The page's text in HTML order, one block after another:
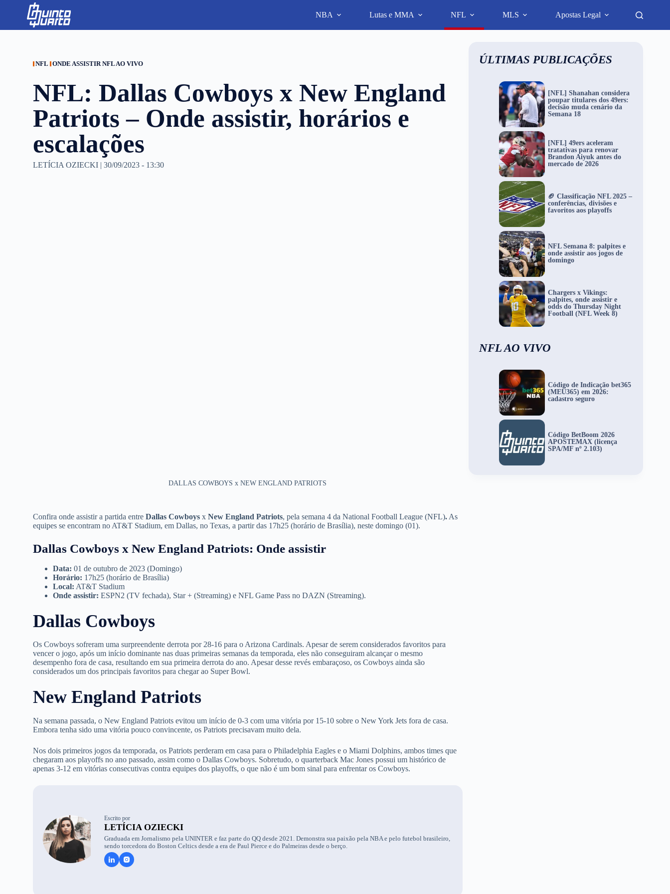
p
NBA Lutas e MMA NFL MLS Apostas Legal
NFL ONDE ASSISTIR NFL AO VIVO
NFL: Dallas Cowboys x New England
Patriots – Onde assistir, horários e
escalações
LETÍCIA OZIECKI |30/09/2023 - 13:30
DALLAS COWBOYS x NEW ENGLAND PATRIOTS
Confira onde assistir a partida entreDallas Cowboys xNew England Patriots, pela semana 4 da National Football League (NFL). As
equipes se encontram no AT&T Stadium, em Dallas, no Texas, a partir das 17h25 (horário de Brasília), neste domingo (01).
Dallas Cowboys x New England Patriots: Onde assistir
Data: 01 de outubro de 2023 (Domingo)
Horário: 17h25 (horário de Brasília)
Local: AT&T Stadium
Onde assistir: ESPN2 (TV fechada), Star + (Streaming) e NFL Game Pass no DAZN (Streaming).
Dallas Cowboys
Os Cowboys sofreram uma surpreendente derrota por 28-16 para o Arizona Cardinals. Apesar de serem considerados favoritos para
vencer o jogo, após um início dominante nas duas primeiras semanas da temporada, eles não conseguiram alcançar o mesmo
desempenho fora de casa, resultando em sua primeira derrota do ano. Apesar desse revés embaraçoso, os Cowboys ainda são
considerados um dos principais favoritos para chegar ao Super Bowl.
New England Patriots
Na semana passada, o New England Patriots evitou um início de 0-3 com uma vitória por 15-10 sobre o New York Jets fora de casa.
Embora tenha sido uma vitória pouco convincente, os Patriots precisavam muito dela.
Nos dois primeiros jogos da temporada, os Patriots perderam em casa para o Philadelphia Eagles e o Miami Dolphins, ambos times que
chegaram aos playoffs no ano passado, assim como o Dallas Cowboys. Sobretudo, o quarterback Mac Jones possui um histórico de
apenas 3-12 em vitórias consecutivas contra equipes dos playoffs, o que não é um bom sinal para enfrentar os Cowboys.
Escrito por
LETÍCIA OZIECKI
Graduada em Jornalismo pela UNINTER e faz parte do QQ desde 2021. Demonstra sua paixão pela NBA e pelo futebol brasileiro,
sendo torcedora do Boston Celtics desde a era de Paul Pierce e do Palmeiras desde o berço.
ÚLTIMAS PUBLICAÇÕES
[NFL] Shanahan considera
poupar titulares dos 49ers:
decisão muda cenário da
Semana 18
[NFL] 49ers aceleram
tratativas para renovar
Brandon Aiyuk antes do
mercado de 2026
🏈 Classificação NFL 2025 –
conferências, divisões e
favoritos aos playoffs
NFL Semana 8: palpites e
onde assistir aos jogos de
domingo
Chargers x Vikings:
palpites, onde assistir e
odds do Thursday Night
Football (NFL Week 8)
NFL AO VIVO
Código de Indicação bet365
(MEU365) em 2026:
cadastro seguro
Código BetBoom 2026
APOSTEMAX (licença
SPA/MF nº 2.103)